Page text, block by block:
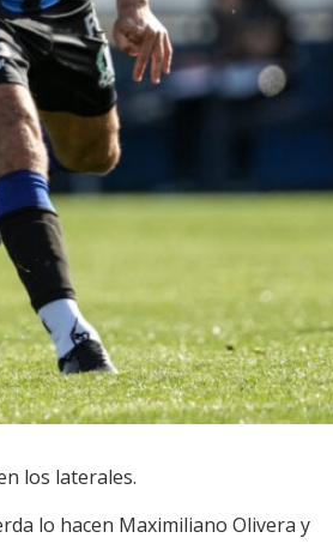
los laterales.
lo hacen Maximiliano Olivera y